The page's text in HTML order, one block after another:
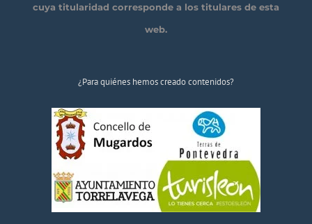
cuya titularidad corresponde a los titulares de esta
web.
¿Para quiénes hemos creado contenidos?